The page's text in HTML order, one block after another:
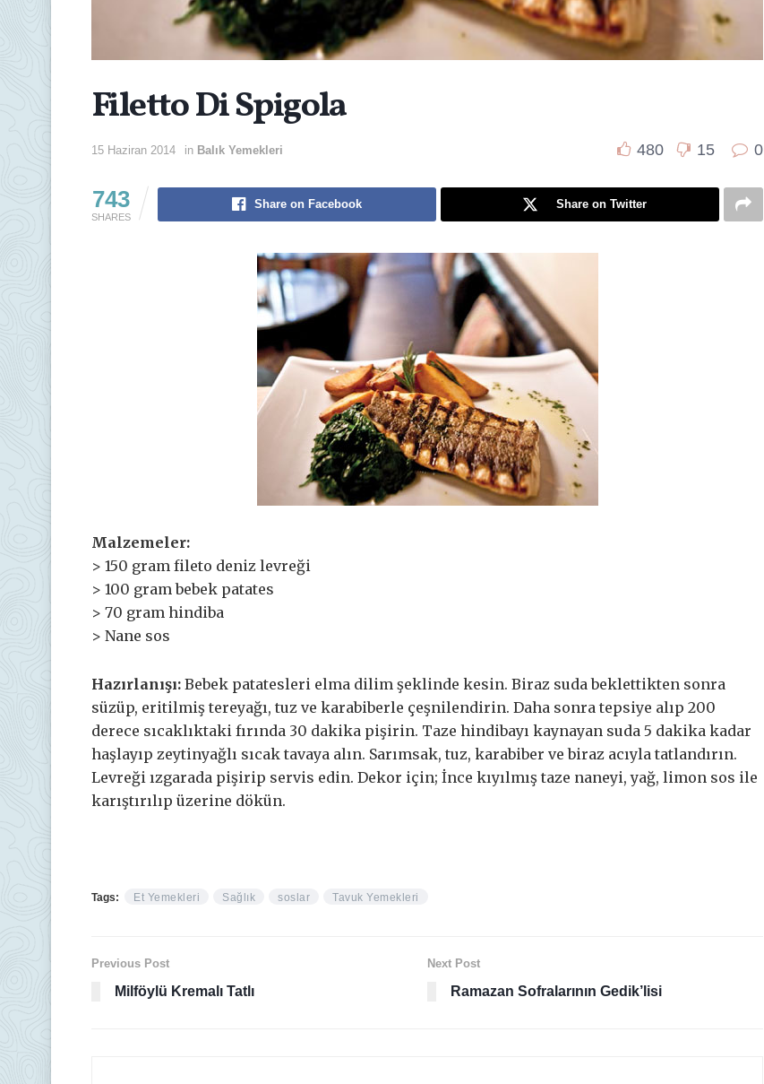
Filetto Di Spigola
15 Haziran 2014 in Balık Yemekleri 480 15 0
743
SHARES
Share on Facebook Share on Twitter
Malzemeler:
> 150 gram fileto deniz levreği
> 100 gram bebek patates
> 70 gram hindiba
> Nane sos
Hazırlanışı: Bebek patatesleri elma dilim şeklinde kesin. Biraz suda beklettikten sonra
süzüp, eritilmiş tereyağı, tuz ve karabiberle çeşnilendirin. Daha sonra tepsiye alıp 200
derece sıcaklıktaki fırında 30 dakika pişirin. Taze hindibayı kaynayan suda 5 dakika kadar
haşlayıp zeytinyağlı sıcak tavaya alın. Sarımsak, tuz, karabiber ve biraz acıyla tatlandırın.
Levreği ızgarada pişirip servis edin. Dekor için; İnce kıyılmış taze naneyi, yağ, limon sos ile
karıştırılıp üzerine dökün.
Tags: Et Yemekleri Sağlık soslar Tavuk Yemekleri
Previous Post
Milföylü Kremalı Tatlı
Next Post
Ramazan Sofralarının Gedik’lisi